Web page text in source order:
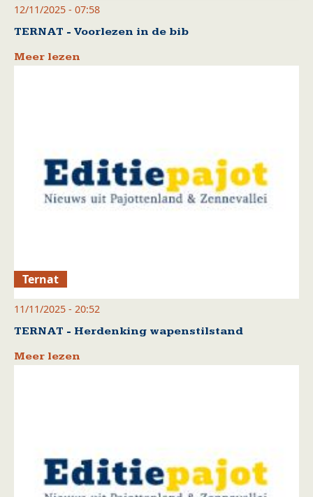
12/11/2025 - 07:58
TERNAT - Voorlezen in de bib
Meer lezen
Ternat
11/11/2025 - 20:52
TERNAT - Herdenking wapenstilstand
Meer lezen